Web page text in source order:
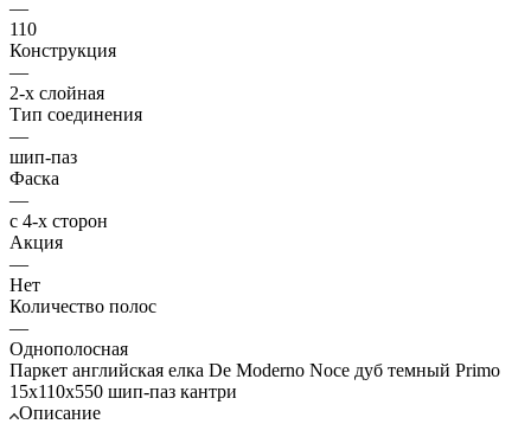
—
110
Конструкция
—
2-х слойная
Тип соединения
—
шип-паз
Фаска
—
с 4-х сторон
Акция
—
Нет
Количество полос
—
Однополосная
Паркет английская елка De Moderno Noce дуб темный Primo
15х110х550 шип-паз кантри
Описание